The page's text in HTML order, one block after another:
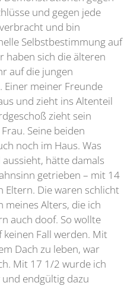
und gegen jede
und bin
Selbstbestimmung auf
haben sich die älteren
auf die jungen
Einer meiner Freunde
und zieht ins Altenteil
zieht sein
Seine beiden
noch im Haus. Was
hätte damals
getrieben – mit 14
Die waren schlicht
meines Alters, die ich
auch doof. So wollte
keinen Fall werden. Mit
Dach zu leben, war
Mit 17 1/2 wurde ich
endgültig dazu